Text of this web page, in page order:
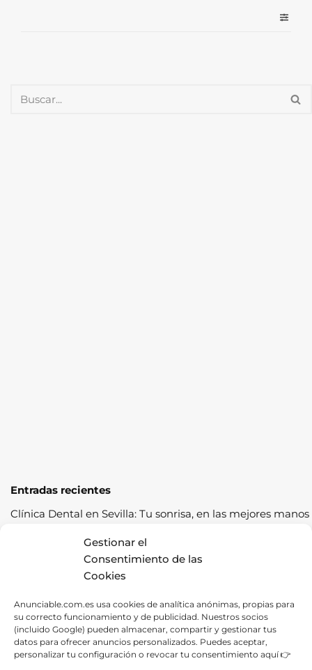
Gestionar el
Consentimiento de las
Cookies
Anunciable.com.es usa cookies de analítica anónimas, propias para
su correcto funcionamiento y de publicidad. Nuestros socios
(incluido Google) pueden almacenar, compartir y gestionar tus
datos para ofrecer anuncios personalizados. Puedes aceptar,
personalizar tu configuración o revocar tu consentimiento aquí 👉
Entradas recientes
Clínica Dental en Sevilla: Tu sonrisa, en las mejores manos
Cómo pasar la ITV a la primera: guía completa con
consejos prácticos
Los cereales sostenibles representan una oportunidad de
Fábrica de Canapés en Barcelona: La Mejor Opción para
tu Descanso
Las ventajas de contratar una empresa de alquiler de